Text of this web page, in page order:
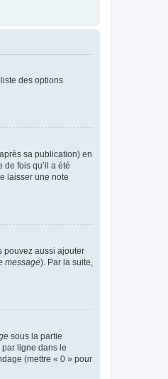
des options
sa publication) en
fois qu’il a été
laisser une note
pouvez aussi ajouter
message). Par la suite,
sous la partie
ligne dans le
(mettre « 0 » pour